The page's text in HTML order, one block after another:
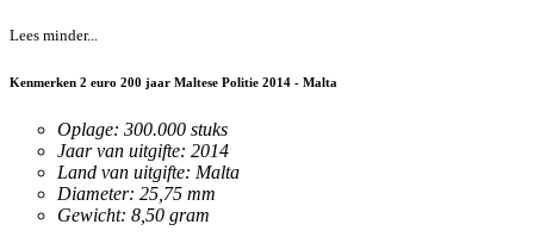
Lees minder...
Kenmerken 2 euro 200 jaar Maltese Politie 2014 - Malta
Oplage: 300.000 stuks
Jaar van uitgifte: 2014
Land van uitgifte: Malta
Diameter: 25,75 mm
Gewicht: 8,50 gram